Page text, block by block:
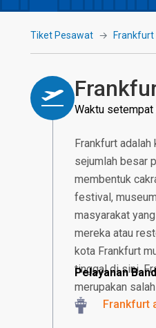
Tiket Pesawat Frankfurt
Waktu setempat
Frankfurt
sejumlah besar
membentuk
festival,
masyarakat
mereka atau
kota Frankfurt
tinggal di sini.
merupakan
Pelayanan
Frankfurt